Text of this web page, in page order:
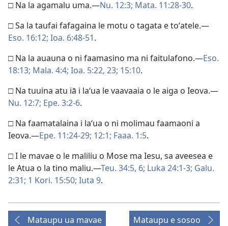
□ Na la agamalu uma.—Nu. 12:3; Mata. 11:28-30.
□ Sa la taufai fafagaina le motu o tagata e toʻatele.—
Eso. 16:12; Ioa. 6:48-51.
□ Na la auauna o ni faamasino ma ni faitulafono.—Eso.
18:13; Mala. 4:4; Ioa. 5:22, 23; 15:10.
□ Na tuuina atu iā i laʻua le vaavaaia o le aiga o Ieova.—
Nu. 12:7; Epe. 3:2-6.
□ Na faamatalaina i laʻua o ni molimau faamaoni a
Ieova.—Epe. 11:24-29; 12:1; Faaa. 1:5.
□ I le mavae o le maliliu o Mose ma Iesu, sa aveesea e
le Atua o la tino maliu.—Teu. 34:5, 6; Luka 24:1-3; Galu.
2:31; 1 Kori. 15:50; Iuta 9.
Mataupu ua mavae Mataupu e sosoo